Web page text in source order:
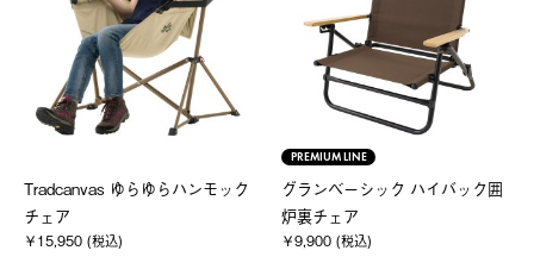
Tradcanvas ゆらゆらハンモック
チェア
￥15,950 (税込)
PREMIUM LINE
グランベーシック ハイバック囲
炉裏チェア
￥9,900 (税込)